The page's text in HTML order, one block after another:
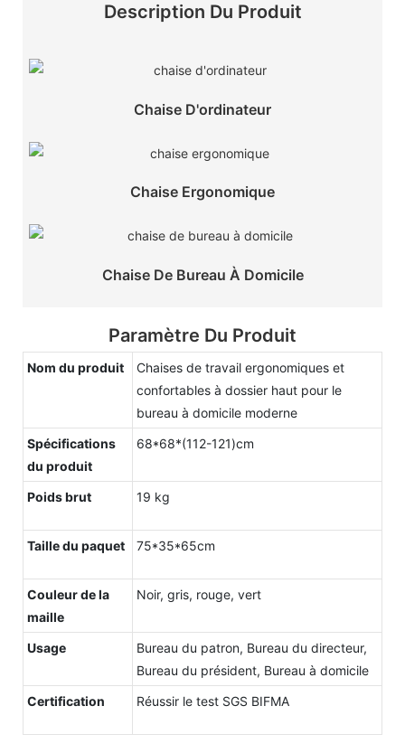
Description Du Produit
Chaise D'ordinateur
Chaise Ergonomique
Chaise De Bureau À Domicile
Paramètre Du Produit
Nom du produit
Chaises de travail ergonomiques et
confortables à dossier haut pour le
bureau à domicile moderne
Spécifications
du produit
68*68*(112-121)cm
Poids brut 19 kg
Taille du paquet 75*35*65cm
Couleur de la
maille
Noir, gris, rouge, vert
Usage
Bureau du patron, Bureau du directeur,
Bureau du président, Bureau à domicile
Certification
Réussir le test SGS BIFMA